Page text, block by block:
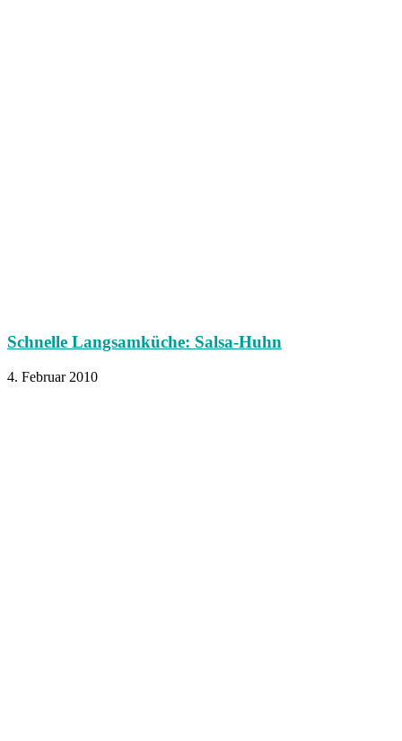
Schnelle Langsamküche: Salsa-Huhn
4. Februar 2010